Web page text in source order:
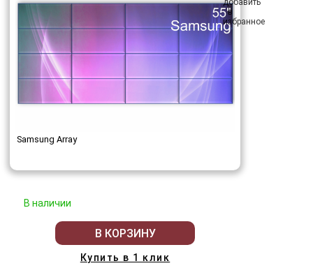
Samsung Array
В наличии
В КОРЗИНУ
Купить в 1 клик